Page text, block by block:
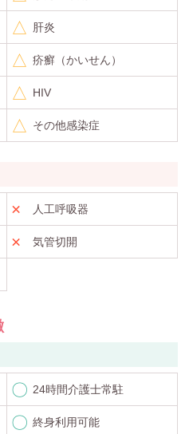
肝炎
疥癬（かいせん）
HIV
その他感染症
人工呼吸器
気管切開
24時間介護士常駐
終身利用可能